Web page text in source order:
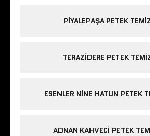
PIYALEPAŞA PETEK
TERAZIDERE PETEK
ESENLER NINE HATUN PETEK
ADNAN KAHVECI PETEK